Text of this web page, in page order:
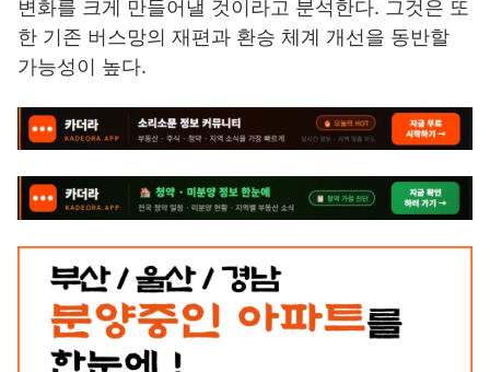
변화를 크게 만들어낼 것이라고 분석한다. 그것은 또
한 기존 버스망의 재편과 환승 체계 개선을 동반할
가능성이 높다.